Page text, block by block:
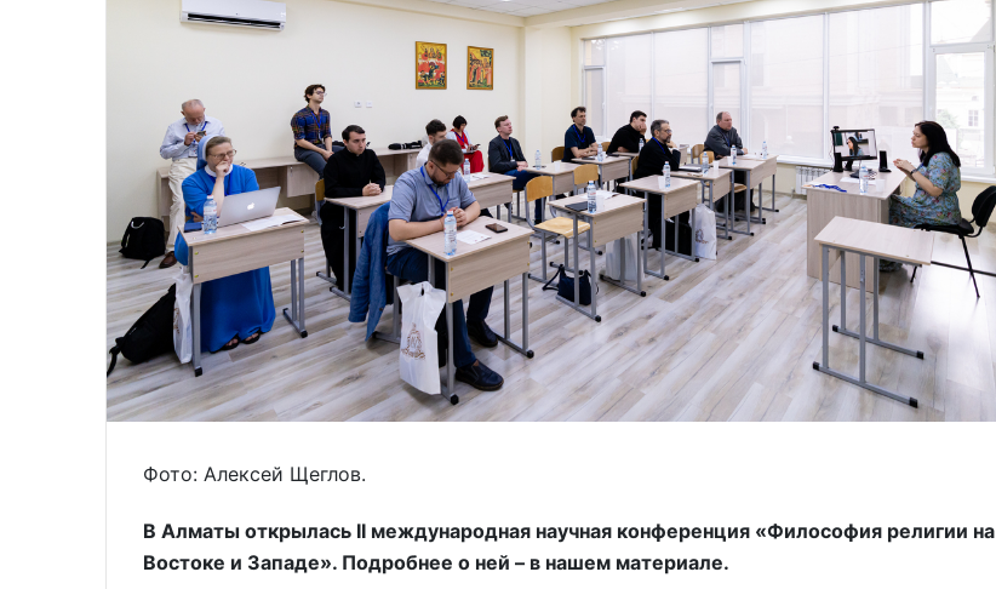
Фото: Алексей Щеглов.
В Алматы открылась II международная научная конференция «Философия религии на
Востоке и Западе». Подробнее о ней – в нашем материале.